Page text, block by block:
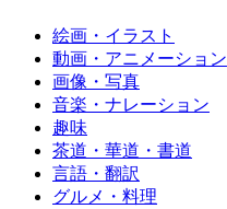
絵画・イラスト
動画・アニメーション
画像・写真
音楽・ナレーション
趣味
茶道・華道・書道
言語・翻訳
グルメ・料理